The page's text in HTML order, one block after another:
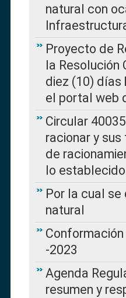
natural con
Proyecto de
la Resolución
diez (10) días
el portal web
Circular
racionar y
de
lo
Por la cual
natural
-2023
Agenda
resumen y